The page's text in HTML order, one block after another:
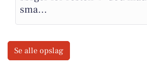
sma...
Se alle opslag